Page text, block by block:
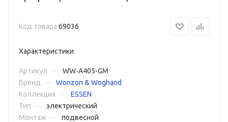
Код товара 69036
Характеристики
Артикул
WW-A405-GM
Бренд
Wonzon & Woghand
Коллекция
ESSEN
Тип
электрический
Монтаж
подвесной